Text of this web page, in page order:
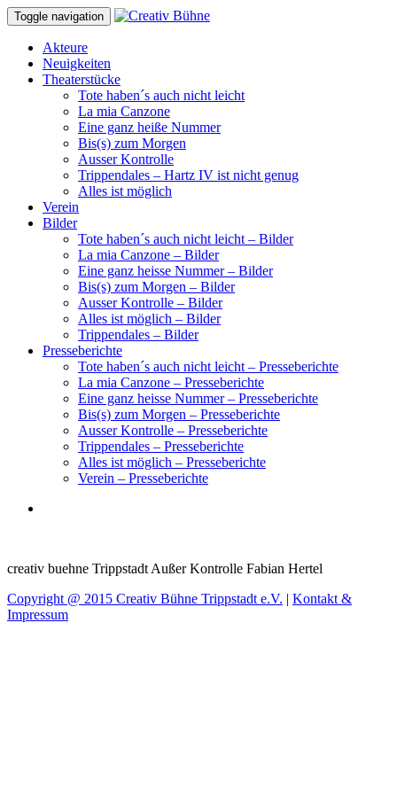
Toggle navigation
Akteure
Neuigkeiten
Theaterstücke
Tote haben´s auch nicht leicht
La mia Canzone
Eine ganz heiße Nummer
Bis(s) zum Morgen
Ausser Kontrolle
Trippendales – Hartz IV ist nicht genug
Alles ist möglich
Verein
Bilder
Tote haben´s auch nicht leicht – Bilder
La mia Canzone – Bilder
Eine ganz heisse Nummer – Bilder
Bis(s) zum Morgen – Bilder
Ausser Kontrolle – Bilder
Alles ist möglich – Bilder
Trippendales – Bilder
Presseberichte
Tote haben´s auch nicht leicht – Presseberichte
La mia Canzone – Presseberichte
Eine ganz heisse Nummer – Presseberichte
Bis(s) zum Morgen – Presseberichte
Ausser Kontrolle – Presseberichte
Trippendales – Presseberichte
Alles ist möglich – Presseberichte
Verein – Presseberichte
creativ buehne Trippstadt Außer Kontrolle Fabian Hertel
Copyright @ 2015 Creativ Bühne Trippstadt e.V. | Kontakt &
Impressum